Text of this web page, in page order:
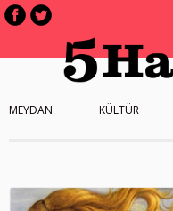
MEYDAN KÜLTÜR